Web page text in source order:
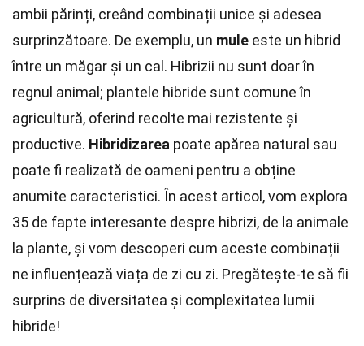
ambii părinți, creând combinații unice și adesea
surprinzătoare. De exemplu, un mule este un hibrid
între un măgar și un cal. Hibrizii nu sunt doar în
regnul animal; plantele hibride sunt comune în
agricultură, oferind recolte mai rezistente și
productive. Hibridizarea poate apărea natural sau
poate fi realizată de oameni pentru a obține
anumite caracteristici. În acest articol, vom explora
35 de fapte interesante despre hibrizi, de la animale
la plante, și vom descoperi cum aceste combinații
ne influențează viața de zi cu zi. Pregătește-te să fii
surprins de diversitatea și complexitatea lumii
hibride!